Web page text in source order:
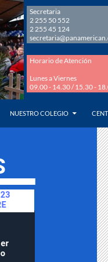
Secretaria
2 255 50 552
2 255 45 124
Horario de Atención
Lunes a Viernes
09.00 - 14.30 / 15.30 -
NUESTRO COLEGIO